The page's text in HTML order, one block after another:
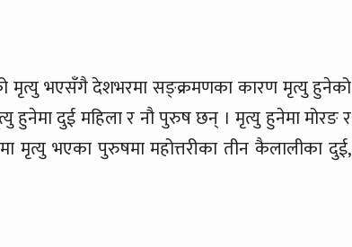
मृत्यु भएसँगै देशभरमा सङ्क्रमणका कारण मृत्यु हुनेको
दुई महिला र नौ पुरुष छन् । मृत्यु हुनेमा मोरङ र
भएका पुरुषमा महोत्तरीका तीन कैलालीका दुई,